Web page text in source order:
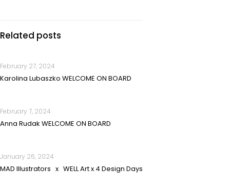
Related posts
February 27, 2024
Karolina Lubaszko WELCOME ON BOARD
February 7, 2024
Anna Rudak WELCOME ON BOARD
January 26, 2024
MAD Illustrators x WELL Art x 4 Design Days